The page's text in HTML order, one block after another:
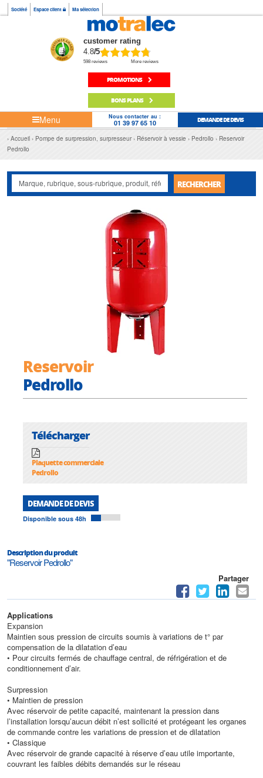
Société Espace client Ma sélection
customer rating
4.8/5
598 reviews More reviews
PROMOTIONS
BONS PLANS
Menu Nous contacter au :
01 39 97 65 10 DEMANDE DE DEVIS
Accueil Pompe de surpression, surpresseur Réservoir à vessie Pedrollo
Reservoir
Pedrollo
RECHERCHER
Reservoir
Pedrollo
Télécharger
Plaquette commerciale
Pedrollo
DEMANDE DE DEVIS
Disponible sous 48h
Description du produit
"Reservoir Pedrollo"
Partager
Applications
Expansion
Maintien sous pression de circuits soumis à variations de t° par
compensation de la dilatation d’eau
• Pour circuits fermés de chauffage central, de réfrigération et de
conditionnement d’air.
Surpression
• Maintien de pression
Avec réservoir de petite capacité, maintenant la pression dans
l’installation lorsqu’aucun débit n’est sollicité et protégeant les organes
de commande contre les variations de pression et de dilatation
• Classique
Avec réservoir de grande capacité à réserve d’eau utile importante,
couvrant les faibles débits demandés sur le réseau